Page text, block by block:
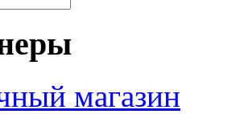
магазин